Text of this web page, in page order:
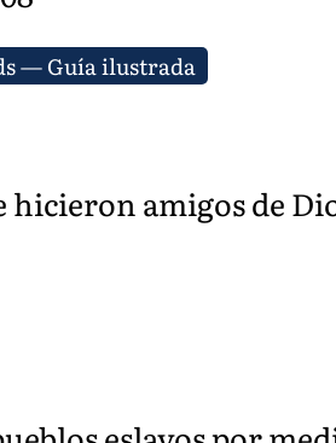
— Guía ilustrada
hicieron amigos de